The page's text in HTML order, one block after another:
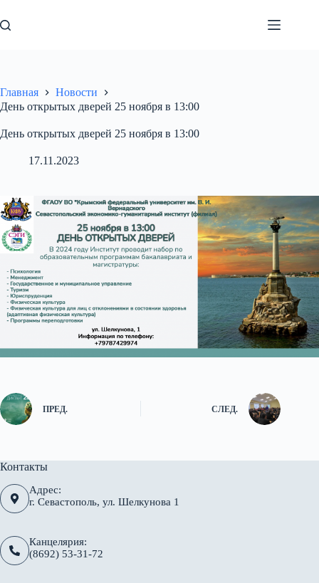
к
сути
Главная
Новости
День открытых дверей 25 ноября в 13:00
День открытых дверей 25 ноября в 13:00
17.11.2023
ПРЕД. СЛЕД.
Контакты
Адрес:
г. Севастополь, ул. Шелкунова 1
Канцелярия:
(8692) 53-31-72